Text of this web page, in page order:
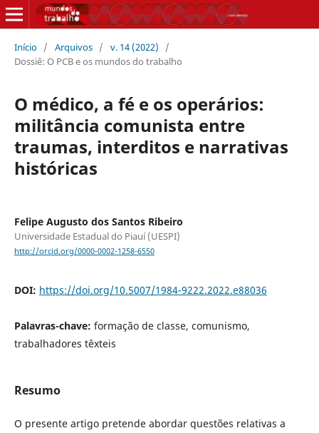
Início / Arquivos / v. 14 (2022)
/
Dossiê: O PCB e os mundos do trabalho
O médico, a fé e os operários:
militância comunista entre
traumas, interditos e narrativas
históricas
Felipe Augusto dos Santos Ribeiro
Universidade Estadual do Piauí (UESPI)
http://orcid.org/0000-0002-1258-6550
DOI: https://doi.org/10.5007/1984-9222.2022.e88036
Palavras-chave: formação de classe, comunismo,
trabalhadores têxteis
Resumo
O presente artigo pretende abordar questões relativas a